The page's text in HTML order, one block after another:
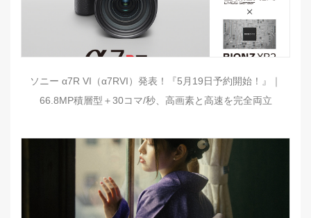
ソニー α7R VI（α7RVI）発表！『5月19日予約開始！』｜
66.8MP積層型＋30コマ/秒、高画素と高速を完全両立